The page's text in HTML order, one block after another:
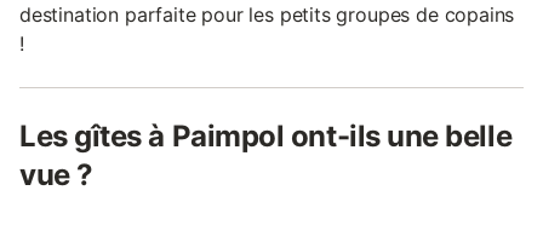
destination parfaite pour les petits groupes de copains
!
Les gîtes à Paimpol ont-ils une belle
vue ?